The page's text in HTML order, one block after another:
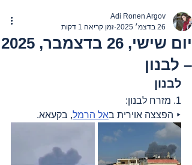
יום שישי, 26 בדצמבר, 2025
– לבנון
Adi Ronen Argov
26 בדצמ׳ 2025
זמן קריאה 1 דקות
לבנון
1. מזרח לבנון:
‣ הפצצה אוירית באל הרמל, בקעאא.